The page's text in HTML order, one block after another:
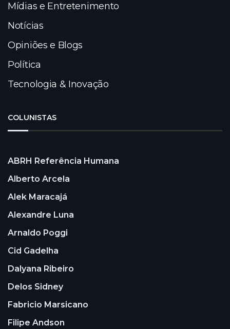
Mídias e Entretenimento
Notícias
Opiniões e Blogs
Política
Tecnologia & Inovação
COLUNISTAS
ABRH Referência Humana
Alberto Arcela
Alek Maracajá
Alexandre Luna
Arnaldo Poggi
Cid Gadelha
Dalyana Ribeiro
Delos Sidney
Fabricio Marsicano
Filipe Andson